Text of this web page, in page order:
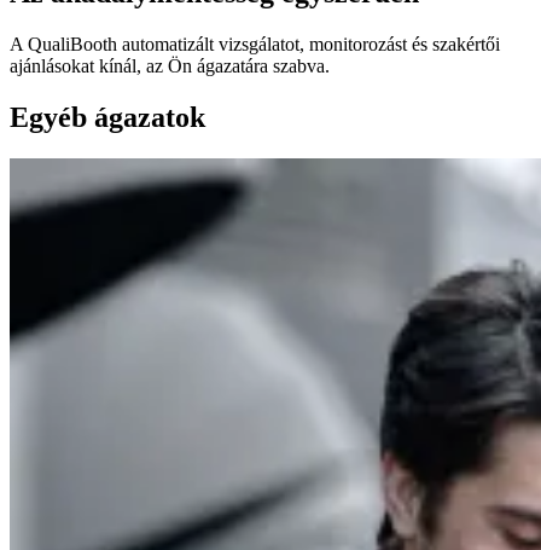
A QualiBooth automatizált vizsgálatot, monitorozást és szakértői
ajánlásokat kínál, az Ön ágazatára szabva.
Egyéb ágazatok